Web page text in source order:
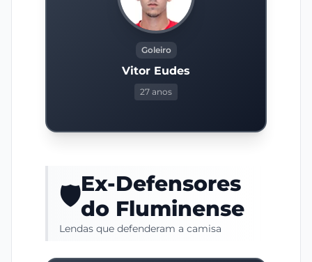
Goleiro
Vitor Eudes
27 anos
🛡️Ex-Defensores
do Fluminense
Lendas que defenderam a camisa